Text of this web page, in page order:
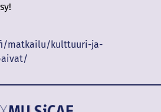
matkailu/kulttuuri-ja-